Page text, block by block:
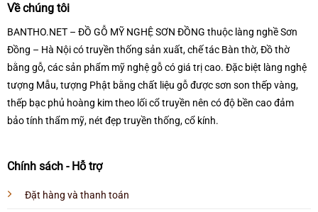
Về chúng tôi
BANTHO.NET – ĐỒ GỖ MỸ NGHỆ SƠN ĐỒNG thuộc làng nghề Sơn
Đồng – Hà Nội có truyền thống sản xuất, chế tác Bàn thờ, Đồ thờ
bằng gỗ, các sản phẩm mỹ nghệ gỗ có giá trị cao. Đặc biệt làng nghệ
tượng Mẫu, tượng Phật bằng chất liệu gỗ được sơn son thếp vàng,
thếp bạc phủ hoàng kim theo lối cổ truyền nên có độ bền cao đảm
bảo tính thẩm mỹ, nét đẹp truyền thống, cổ kính.
Chính sách - Hỗ trợ
Đặt hàng và thanh toán